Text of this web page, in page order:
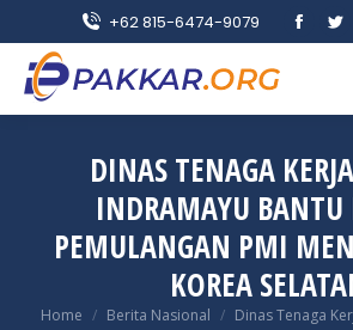
+62 815-6474-9079
in
DINAS TENAGA
INDRAMAYU BANTU
PEMULANGAN PMI
KOREA
You are here:
Home Berita Nasional Dinas Tenaga